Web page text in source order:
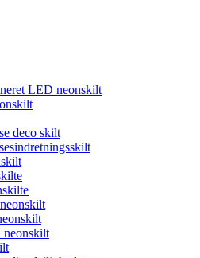
LED neonskilt
deco skilt
neonskilt